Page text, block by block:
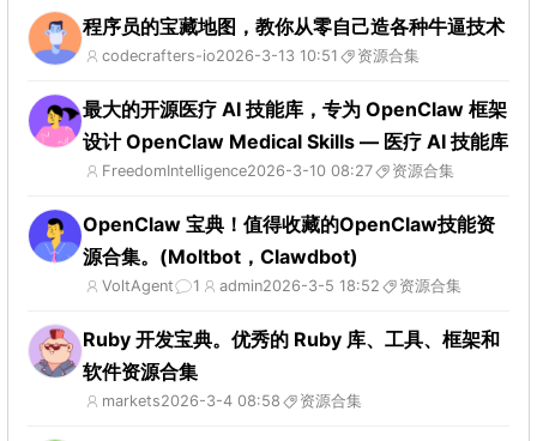
程序员的宝藏地图，教你从零自己造各种牛逼技术
codecrafters-io2026-3-13 10:51 资源合集
最大的开源医疗 AI 技能库，专为 OpenClaw 框架
设计 OpenClaw Medical Skills — 医疗 AI 技能库
FreedomIntelligence2026-3-10 08:27 资源合集
OpenClaw 宝典！值得收藏的OpenClaw技能资
源合集。(Moltbot，Clawdbot)
VoltAgent 1 admin2026-3-5 18:52 资源合集
Ruby 开发宝典。优秀的 Ruby 库、工具、框架和
软件资源合集
markets2026-3-4 08:58 资源合集